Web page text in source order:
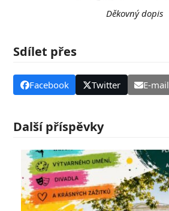
Děkovný dopis
Sdílet přes
Facebook Twitter E-mail
Další příspěvky